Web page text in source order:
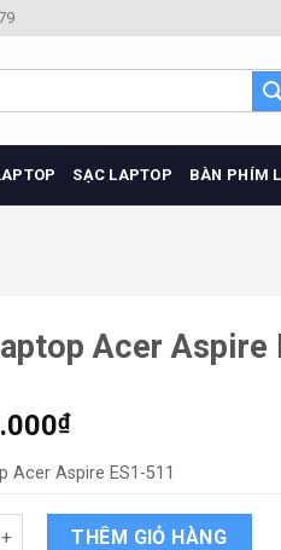
SẠC LAPTOP BÀN PHÍM
Acer Aspire
₫
Acer Aspire ES1-511
Acer Aspire ES1-511 quantity
THÊM GIỎ HÀNG